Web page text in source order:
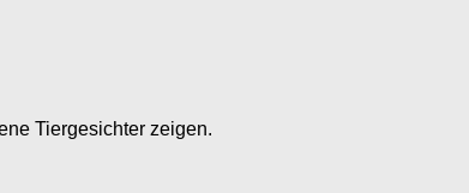
Tiergesichter zeigen.